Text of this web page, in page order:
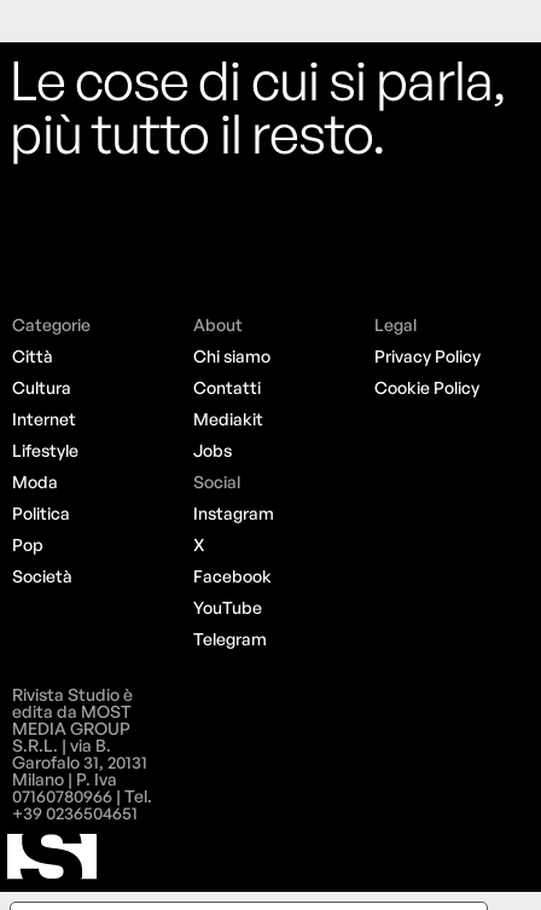
Le cose di cui si parla,
più tutto il resto.
Categorie
Città
Cultura
Internet
Lifestyle
Moda
Politica
Pop
Società
About
Chi siamo
Contatti
Mediakit
Jobs
Social
Instagram
X
Facebook
YouTube
Telegram
Legal
Privacy Policy
Cookie Policy
Rivista Studio è
edita da MOST
MEDIA GROUP
S.R.L. | via B.
Garofalo 31, 20131
Milano | P. Iva
07160780966 | Tel.
+39 0236504651